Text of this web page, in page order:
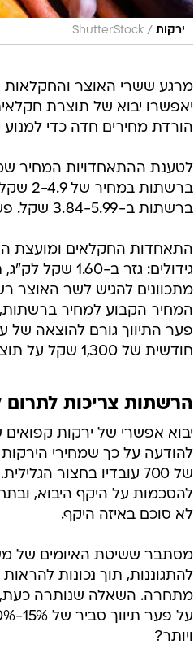
ירקות /
ShutterStock
מרגע ששרי האוצר והחקלאות
יאפשרו יבוא של תוצרת
הורדת מחירים חדה כדי
ברשתות ב-3.84-5.99 שקל. פערים דומים קיימים גם במחירי גזר, עגבנייה, חציל, מלפפון ופלפלים.
התאחדות החקלאים ומועצת
מתכוונים להגיש לשר האוצר
המחיר הקבוע למחיר ברשתות,
חודשית של 1,300 שקל על תוצרת חקלאית טרייה.
הרשתות צריכות
להודעה על כך שמחירי הירקות
של 700 עובדיו בחצור
להסכמות על היקף היבוא,
לא סוכם באיזה היקף.
מסתבר ששיטת האיומים של
להתגוננות, תוך נכונות
מתחרה. השאלה שנותרה כעת,
ויותר?